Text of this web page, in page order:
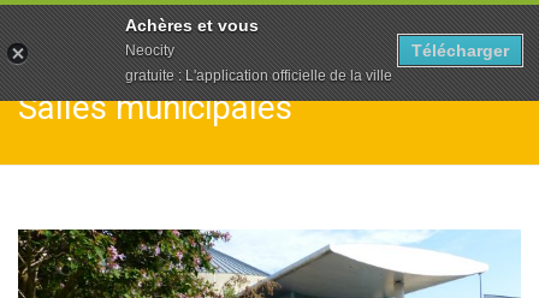
Salles municipales
Achères et vous
Neocity
gratuite : L'application officielle de la ville
Télécharger